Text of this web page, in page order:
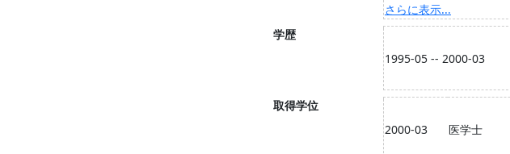
さらに表示...
学歴
1995-05 -- 2000-03
取得学位
2000-03
医学士